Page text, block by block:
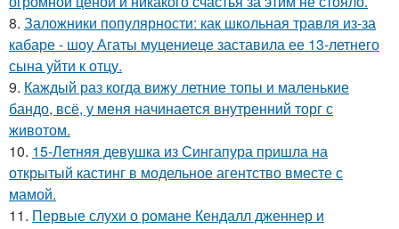
8. Заложники популярности: как школьная травля из-за
кабаре - шоу Агаты муцениеце заставила ее 13-летнего
сына уйти к отцу.
9. Каждый раз когда вижу летние топы и маленькие
бандо, всё, у меня начинается внутренний торг с
животом.
10. 15-Летняя девушка из Сингапура пришла на
открытый кастинг в модельное агентство вместе с
мамой.
11. Первые слухи о романе Кендалл дженнер и